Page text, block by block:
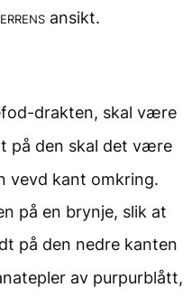
ansikt.
drakten, skal være
på den skal det være
vevd kant omkring.
på en brynje, slik at
på den nedre kanten
av purpurblått,